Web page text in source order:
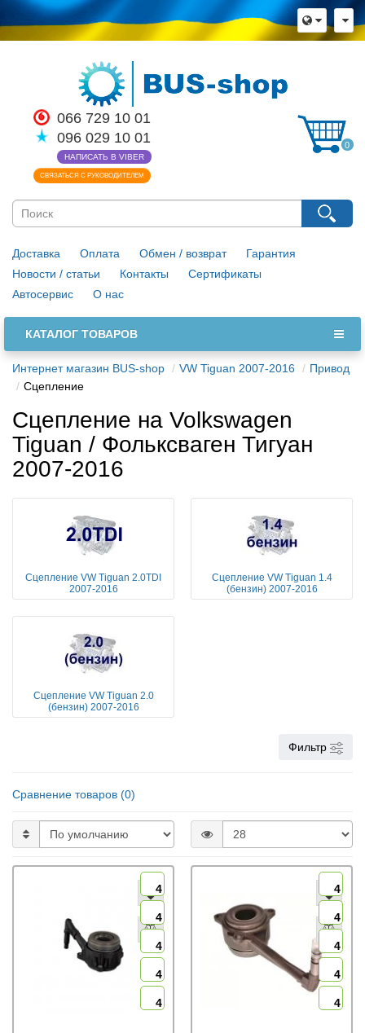
066 729 10 01
096 029 10 01
НАПИСАТЬ В VIBER
СВЯЗАТЬСЯ С РУКОВОДИТЕЛЕМ
0
Доставка Оплата Обмен / возврат
Гарантия
Новости / статьи
Контакты
Сертификаты
Автосервис
О нас
КАТАЛОГ ТОВАРОВ
Интернет магазин BUS-shop VW Tiguan 2007-2016
Привод
Сцепление
×
Язык магазина
Выберите пожалуйста язык магазина
Русский
Українська
Закрыть
Сцепление на Volkswagen
Tiguan / Фольксваген Тигуан
2007-2016
Сцепление VW Tiguan 2.0TDI
2007-2016
Сцепление VW Tiguan 1.4
(бензин) 2007-2016
Сцепление VW Tiguan 2.0
(бензин) 2007-2016
Фильтр
Сравнение товаров (0)
4
4
4
4
4
4
4
4
4
4